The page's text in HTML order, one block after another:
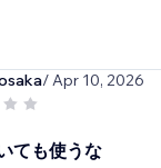
/ Apr 10, 2026
ても使うな